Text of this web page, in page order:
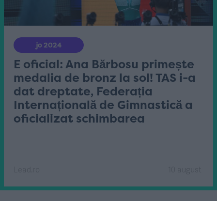
jo 2024
E oficial: Ana Bărbosu primește
medalia de bronz la sol! TAS i-a
dat dreptate, Federația
Internațională de Gimnastică a
oficializat schimbarea